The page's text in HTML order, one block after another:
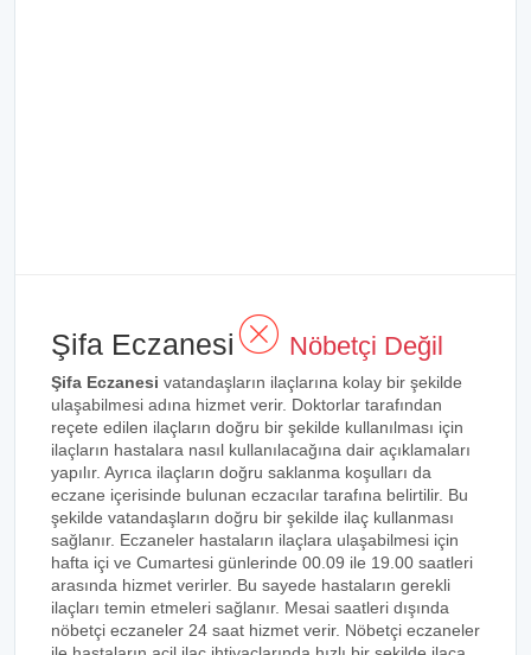
Şifa Eczanesi Nöbetçi Değil
Şifa Eczanesi vatandaşların ilaçlarına kolay bir şekilde
ulaşabilmesi adına hizmet verir. Doktorlar tarafından
reçete edilen ilaçların doğru bir şekilde kullanılması için
ilaçların hastalara nasıl kullanılacağına dair açıklamaları
yapılır. Ayrıca ilaçların doğru saklanma koşulları da
eczane içerisinde bulunan eczacılar tarafına belirtilir. Bu
şekilde vatandaşların doğru bir şekilde ilaç kullanması
sağlanır. Eczaneler hastaların ilaçlara ulaşabilmesi için
hafta içi ve Cumartesi günlerinde 00.09 ile 19.00 saatleri
arasında hizmet verirler. Bu sayede hastaların gerekli
ilaçları temin etmeleri sağlanır. Mesai saatleri dışında
nöbetçi eczaneler 24 saat hizmet verir. Nöbetçi eczaneler